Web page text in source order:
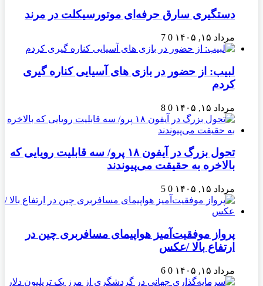
دستگیری سارق حرفه‌ای موتورسیکلت در مرند
مرداد ۱۵, ۱۴۰۵ 0
7
لبیب: از حضور در بازی های آسیایی کناره گیری
کردم
مرداد ۱۵, ۱۴۰۵ 0
8
تحول بزرگ در آیفون ۱۸ پرو/ سه قابلیت رویایی که
بالاخره به حقیقت می‌پیوندند
مرداد ۱۵, ۱۴۰۵ 0
5
پرواز موفقیت‌آمیز هواپیمای مسافربری چین در
ارتفاع بالا /عکس
مرداد ۱۵, ۱۴۰۵ 0
6